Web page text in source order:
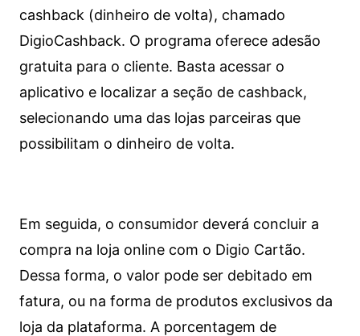
cashback (dinheiro de volta), chamado
DigioCashback. O programa oferece adesão
gratuita para o cliente. Basta acessar o
aplicativo e localizar a seção de cashback,
selecionando uma das lojas parceiras que
possibilitam o dinheiro de volta.
Em seguida, o consumidor deverá concluir a
compra na loja online com o Digio Cartão.
Dessa forma, o valor pode ser debitado em
fatura, ou na forma de produtos exclusivos da
loja da plataforma. A porcentagem de